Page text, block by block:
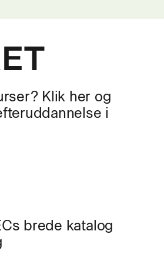
byrde
inden der løftes
anhugger, herunder ved hjælp af
i leverandørens brugsanvisning
Klik her og
i
brede katalog